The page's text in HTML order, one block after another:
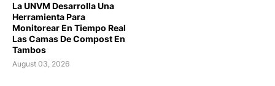
La UNVM Desarrolla Una
Herramienta Para
Monitorear En Tiempo Real
Las Camas De Compost En
Tambos
August 03, 2026